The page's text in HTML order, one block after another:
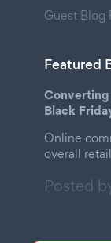
Guest Blog
Featured
Converting
Black
Online
overall
Posted